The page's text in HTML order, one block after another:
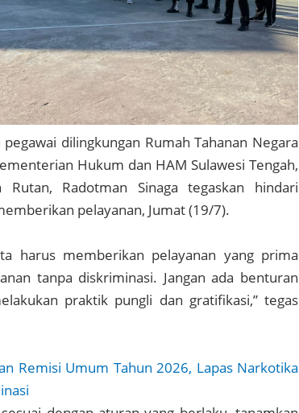
dilingkungan Rumah Tahanan Negara
Hukum dan HAM Sulawesi Tengah,
Rutan, Radotman Sinaga tegaskan hindari
pelayanan, Jumat (19/7).
harus memberikan pelayanan yang prima
tanpa diskriminasi. Jangan ada benturan
praktik pungli dan gratifikasi,” tegas
Remisi Umum Tahun 2026, Lapas Narkotika